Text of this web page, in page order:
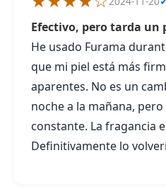
Efectivo, pero tarda un
He usado Furama
que mi piel está más
aparentes. No es un
noche a la mañana,
constante. La fragancia
Definitivamente lo